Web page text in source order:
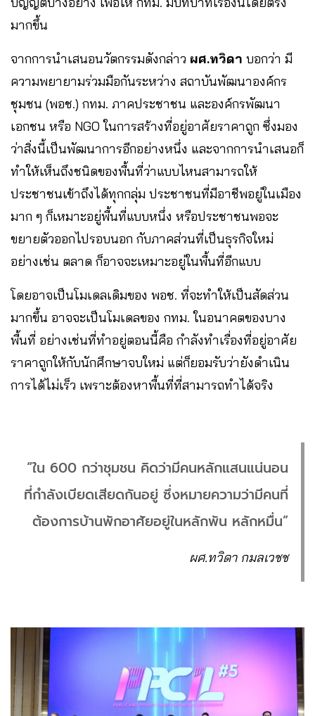
มากขึ้น
จากการนำเสนอนวัตกรรมดังกล่าว ผศ.ทวิดา บอกว่า มี
ความพยายามร่วมมือกันระหว่าง สถาบันพัฒนาองค์กร
ชุมชน (พอช.) กทม. ภาคประชาชน และองค์กรพัฒนา
เอกชน หรือ NGO ในการสร้างที่อยู่อาศัยราคาถูก ซึ่งมอง
ว่าสิ่งนี้เป็นพัฒนาการอีกอย่างหนึ่ง และจากการนำเสนอก็
ทำให้เห็นถึงชนิดของพื้นที่ว่าแบบไหนสามารถให้
ประชาชนเข้าถึงได้ทุกกลุ่ม ประชาชนที่มีอาชีพอยู่ในเมือง
มาก ๆ ก็เหมาะอยู่พื้นที่แบบหนึ่ง หรือประชาชนพอจะ
ขยายตัวออกไปรอบนอก กับภาคส่วนที่เป็นธุรกิจใหม่
อย่างเช่น ตลาด ก็อาจจะเหมาะอยู่ในพื้นที่อีกแบบ
โดยอาจเป็นโมเดลเดิมของ พอช. ที่จะทำให้เป็นสัดส่วน
มากขึ้น อาจจะเป็นโมเดลของ กทม. ในอนาคตของบาง
พื้นที่ อย่างเช่นที่ทำอยู่ตอนนี้คือ กำลังทำเรื่องที่อยู่อาศัย
ราคาถูกให้กับนักศึกษาจบใหม่ แต่ก็ยอมรับว่ายังดำเนิน
การได้ไม่เร็ว เพราะต้องหาพื้นที่ที่สามารถทำได้จริง
“ใน 600 กว่าชุมชน คิดว่ามีคนหลักแสนแน่นอน
ที่กำลังเบียดเสียดกันอยู่ ซึ่งหมายความว่ามีคนที่
ต้องการบ้านพักอาศัยอยู่ในหลักพัน หลักหมื่น”
ผศ.ทวิดา กมลเวชช